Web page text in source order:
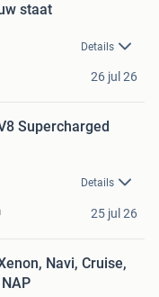
staat
Details
26 jul 26
Supercharged
Details
25 jul 26
Navi, Cruise,